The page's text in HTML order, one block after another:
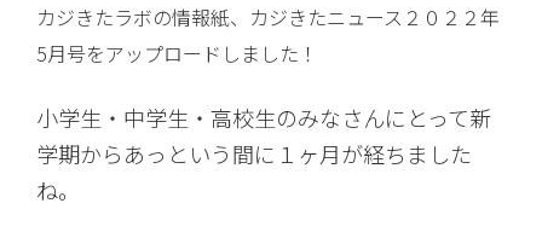
カジきたラボの情報紙、カジきたニュース２０２２年
5月号をアップロードしました！
小学生・中学生・高校生のみなさんにとって新
学期からあっという間に１ヶ月が経ちました
ね。